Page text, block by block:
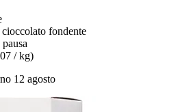
fondente
/ kg)
12 agosto